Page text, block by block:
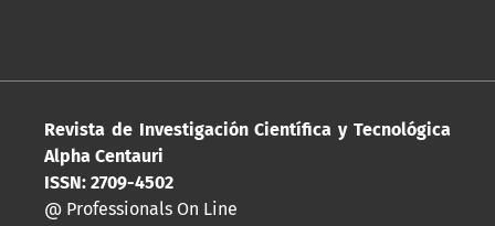
Revista de Investigación Científica y Tecnológica
Alpha Centauri
ISSN: 2709-4502
@ Professionals On Line